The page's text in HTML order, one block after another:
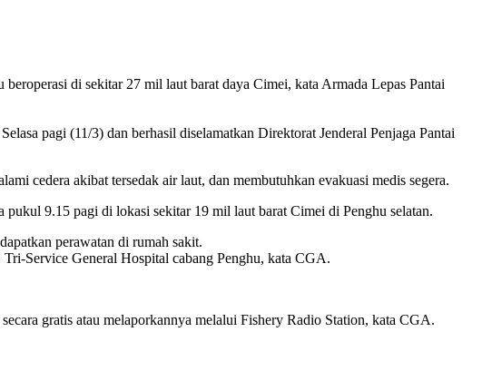
di sekitar 27 mil laut barat daya Cimei, kata Armada Lepas Pantai
pagi (11/3) dan berhasil diselamatkan Direktorat Jenderal Penjaga Pantai
cedera akibat tersedak air laut, dan membutuhkan evakuasi medis segera.
9.15 pagi di lokasi sekitar 19 mil laut barat Cimei di Penghu selatan.
perawatan di rumah sakit.
Service General Hospital cabang Penghu, kata CGA.
gratis atau melaporkannya melalui Fishery Radio Station, kata CGA.